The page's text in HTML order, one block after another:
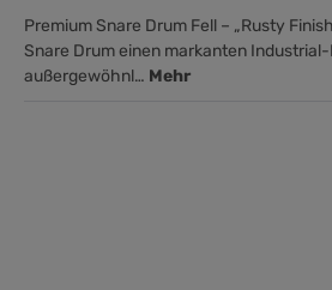
Premium Snare Drum Fell – „Rusty
Snare Drum einen markanten
außergewöhnl… Mehr